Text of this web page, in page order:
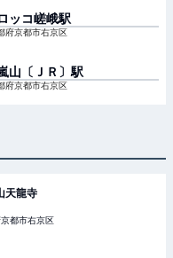
ッコ嵯峨駅
府京都市右京区
山〔ＪＲ〕 駅
府京都市右京区
天龍寺
都市右京区